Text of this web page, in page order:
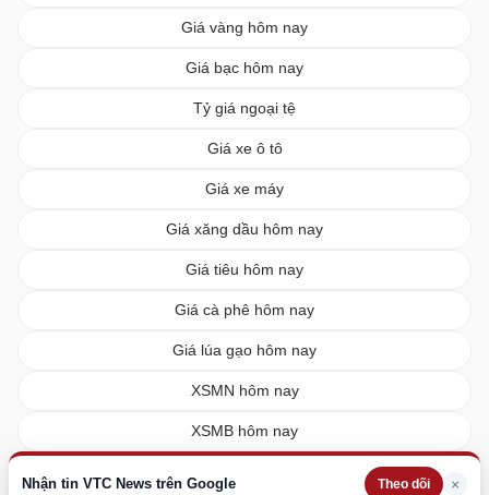
Nhận tin VTC News trên Google Theo dõi ×
Giá vàng hôm nay
Giá bạc hôm nay
Tỷ giá ngoại tệ
Giá xe ô tô
Giá xe máy
Giá xăng dầu hôm nay
Giá tiêu hôm nay
Giá cà phê hôm nay
Giá lúa gạo hôm nay
XSMN hôm nay
XSMB hôm nay